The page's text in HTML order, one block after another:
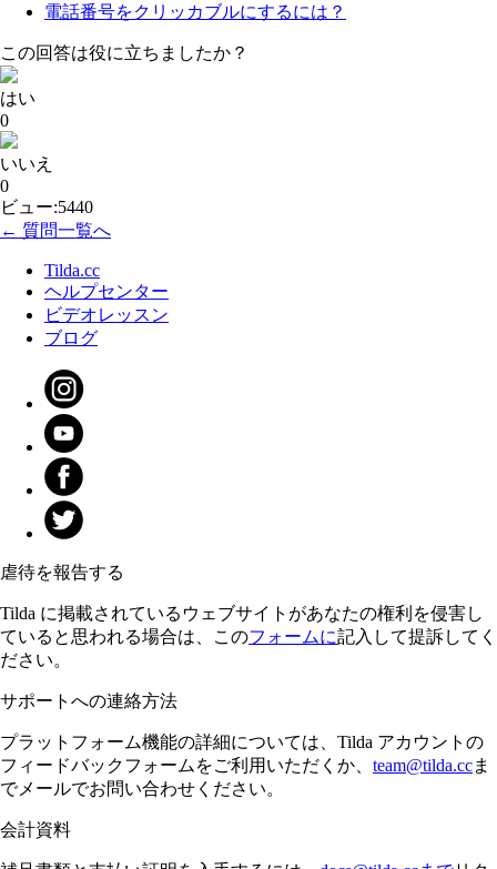
電話番号をクリッカブルにするには？
この回答は役に立ちましたか？
はい
0
いいえ
0
ビュー:5440
← 質問一覧へ
Tilda.cc
ヘルプセンター
ビデオレッスン
ブログ
虐待を報告する
Tilda に掲載されているウェブサイトがあなたの権利を侵害し
ていると思われる場合は、このフォームに記入して提訴してく
ださい。
サポートへの連絡方法
プラットフォーム機能の詳細については、Tilda アカウントの
フィードバックフォームをご利用いただくか、 team@tilda.ccま
でメールでお問い合わせください。
会計資料